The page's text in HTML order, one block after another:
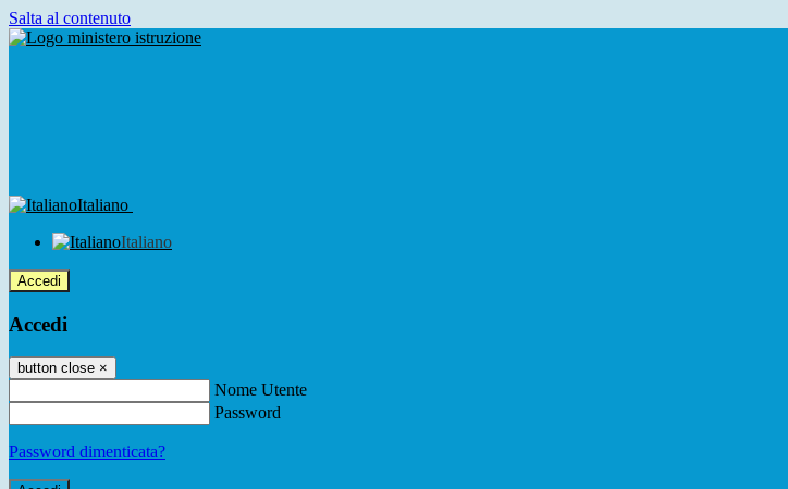
Salta al contenuto
Italiano
Italiano
Accedi
Accedi
button close ×
Nome Utente
Password
Password dimenticata?